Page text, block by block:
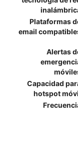
Plataformas
email
Alertas
Capacidad
hotspot